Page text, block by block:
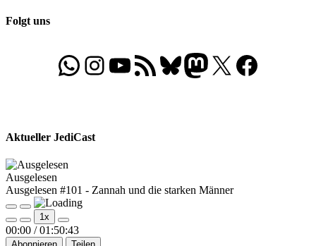
Folgt uns
WhatsApp
Folgt uns auf Instagram
Besucht unseren YouTube-Kanal
RSS-FeedBluesky
Folgt uns auf Mastodon
X Folgt uns auf
Aktueller JediCast
Ausgelesen
Ausgelesen #101 - Zannah und die starken Männer
Play
Episode
Pause
Episode
1x
00:00 / 01:50:43